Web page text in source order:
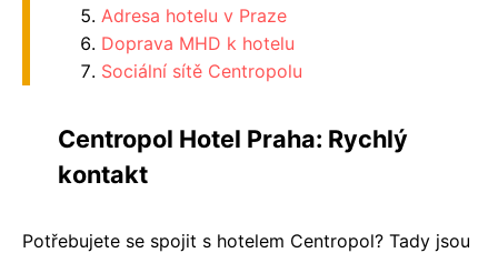
Adresa hotelu v Praze
Doprava MHD k hotelu
Sociální sítě Centropolu
Centropol Hotel Praha: Rychlý
kontakt
Potřebujete se spojit s hotelem Centropol? Tady jsou